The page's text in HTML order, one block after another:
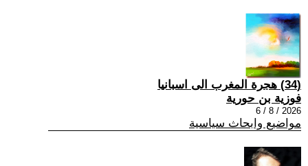
(34) هجرة المغرب الى اسبانيا
فوزية بن حورية
2026 / 8 / 6
مواضيع وابحاث سياسية